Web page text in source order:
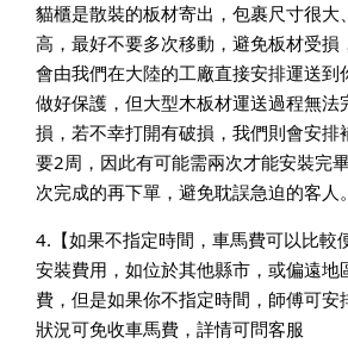
貓櫃是散裝的板材寄出，包裹尺寸很大
高，最好不要多次移動，避免板材受損
會由我們在大陸的工廠直接安排運送到
做好保護，但大型木板材運送過程無法
損，若不幸打開有破損，我們則會安排
要2周，因此有可能需兩次才能安裝完
次完成的再下單，避免耽誤急迫的客人。
4.【如果不指定時間，車馬費可以比較
安裝費用，如位於其他縣市，或偏遠地
費，但是如果你不指定時間，師傅可安
狀況可免收車馬費，詳情可問客服